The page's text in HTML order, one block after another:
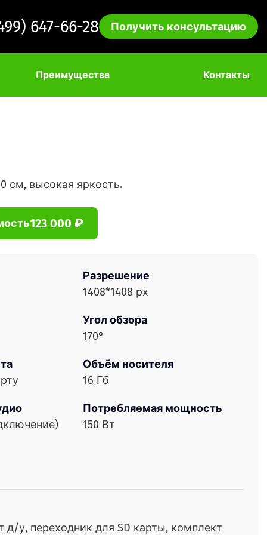
647-66-28 Получить консультацию
Преимущества Контакты
см, высокая яркость.
123 000 ₽
Разрешение
1408*1408 рх
Угол обзора
170°
Объём носителя
16 Гб
Потребляемая мощность
150 Вт
д/у, переходник для SD карты, комплект